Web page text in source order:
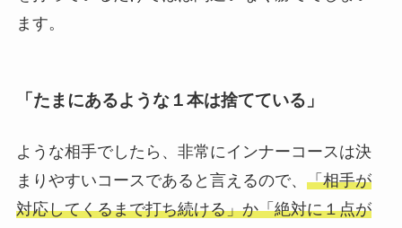
ます。
「たまにあるような１本は捨てている」
ような相手でしたら、非常にインナーコースは決
まりやすいコースであると言えるので、 「相手が
対応してくるまで打ち続ける」か「絶対に１点が